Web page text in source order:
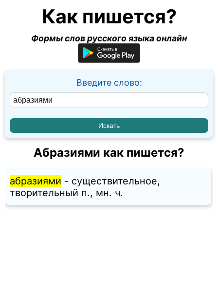
Как пишется?
Формы слов русского языка онлайн
Введите слово:
Абразиями как пишется?
абразиями - существительное,
творительный п., мн. ч.